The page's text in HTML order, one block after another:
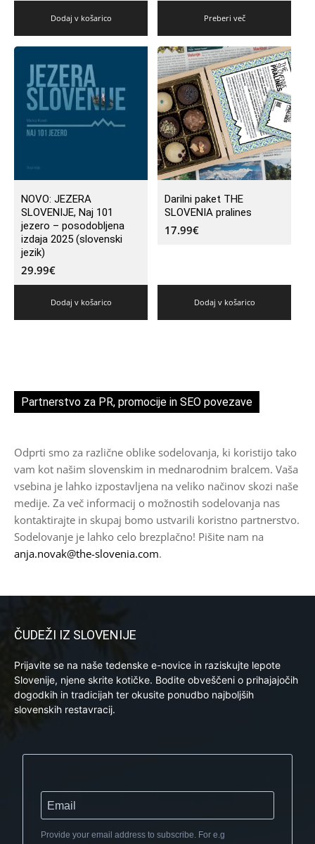
Dodaj v košarico Preberi več
NOVO: JEZERA
SLOVENIJE, Naj 101
jezero – posodobljena
izdaja 2025 (slovenski
jezik)
29.99€
Dodaj v košarico
Darilni paket THE
SLOVENIA pralines
17.99€
Dodaj v košarico
Partnerstvo za PR, promocije in SEO povezave
Odprti smo za različne oblike sodelovanja, ki koristijo tako
vam kot našim slovenskim in mednarodnim bralcem. Vaša
vsebina je lahko izpostavljena na veliko načinov skozi naše
medije. Za več informacij o možnostih sodelovanja nas
kontaktirajte in skupaj bomo ustvarili koristno partnerstvo.
Sodelovanje je lahko celo brezplačno! Pišite nam na
anja.novak@the-slovenia.com.
ČUDEŽI IZ SLOVENIJE
Prijavite se na naše tedenske e-novice in raziskujte lepote
Slovenije, njene skrite kotičke. Bodite obveščeni o prihajajočih
dogodkih in tradicijah ter okusite ponudbo najboljših
slovenskih restavracij.
Provide your email address to subscribe. For e.g